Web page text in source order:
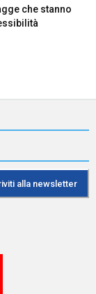
che stanno